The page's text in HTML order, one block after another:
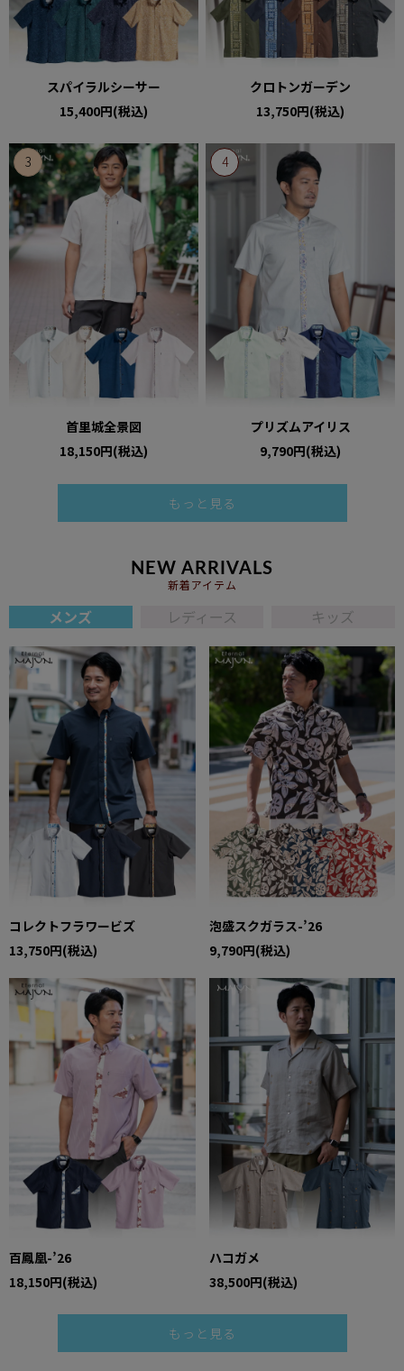
スパイラルシーサー
15,400円(税込)
クロトンガーデン
13,750円(税込)
首里城全景図
18,150円(税込)
プリズムアイリス
9,790円(税込)
もっと見る
NEW ARRIVALS
新着アイテム
メンズ レディース キッズ
コレクトフラワービズ
13,750円(税込)
泡盛スクガラス-’26
9,790円(税込)
百鳳凰-’26
18,150円(税込)
ハコガメ
38,500円(税込)
もっと見る